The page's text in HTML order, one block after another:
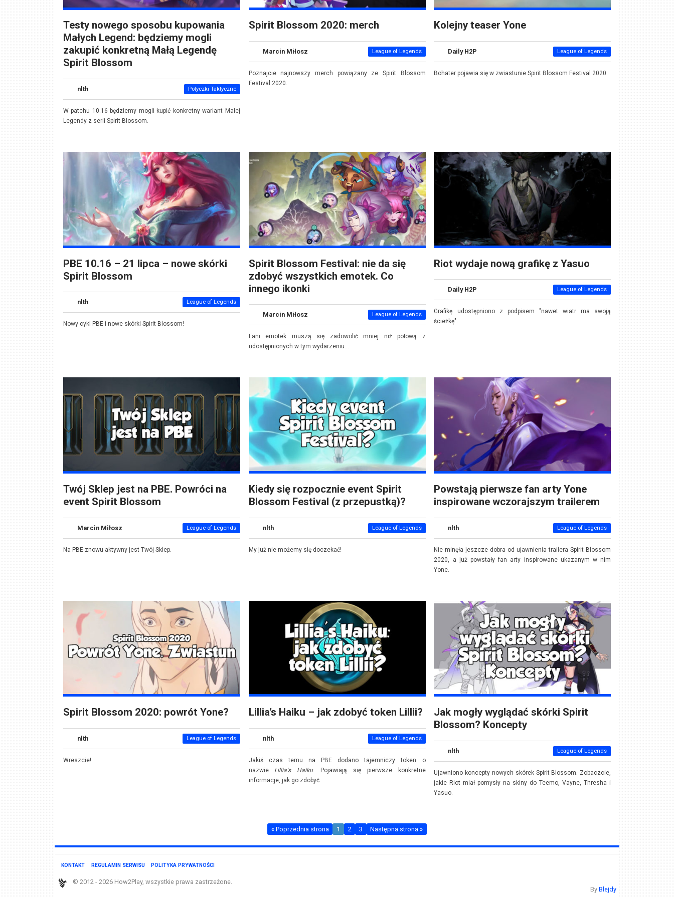
Testy nowego sposobu kupowania
Małych Legend: będziemy mogli
zakupić konkretną Małą Legendę
Spirit Blossom
nlth Potyczki Taktyczne
W patchu 10.16 będziemy mogli kupić konkretny wariant Małej
Legendy z serii Spirit Blossom.
Spirit Blossom 2020: merch
Marcin Miłosz League of Legends
Poznajcie najnowszy merch powiązany ze Spirit Blossom
Festival 2020.
Kolejny teaser Yone
Daily H2P League of Legends
Bohater pojawia się w zwiastunie Spirit Blossom Festival 2020.
PBE 10.16 – 21 lipca – nowe skórki
Spirit Blossom
nlth League of Legends
Nowy cykl PBE i nowe skórki Spirit Blossom!
Spirit Blossom Festival: nie da się
zdobyć wszystkich emotek. Co
innego ikonki
Marcin Miłosz League of Legends
Fani emotek muszą się zadowolić mniej niż połową z
udostępnionych w tym wydarzeniu...
Riot wydaje nową grafikę z Yasuo
Daily H2P League of Legends
Grafikę udostępniono z podpisem "nawet wiatr ma swoją
ścieżkę".
Twój Sklep jest na PBE. Powróci na
event Spirit Blossom
Marcin Miłosz League of Legends
Na PBE znowu aktywny jest Twój Sklep.
Kiedy się rozpocznie event Spirit
Blossom Festival (z przepustką)?
nlth League of Legends
My już nie możemy się doczekać!
Powstają pierwsze fan arty Yone
inspirowane wczorajszym trailerem
nlth League of Legends
Nie minęła jeszcze dobra od ujawnienia trailera Spirit Blossom
2020, a już powstały fan arty inspirowane ukazanym w nim
Yone.
Spirit Blossom 2020: powrót Yone?
nlth League of Legends
Wreszcie!
Lillia’s Haiku – jak zdobyć token Lillii?
nlth League of Legends
Jakiś czas temu na PBE dodano tajemniczy token o
nazwie Lillia's Haiku. Pojawiają się pierwsze konkretne
informacje, jak go zdobyć.
Jak mogły wyglądać skórki Spirit
Blossom? Koncepty
nlth League of Legends
Ujawniono koncepty nowych skórek Spirit Blossom. Zobaczcie,
jakie Riot miał pomysły na skiny do Teemo, Vayne, Thresha i
Yasuo.
« Poprzednia strona 1 2 3 Następna strona »
KONTAKT REGULAMIN SERWISU POLITYKA PRYWATNOŚCI
© 2012 - 2026 How2Play, wszystkie prawa zastrzeżone.
By Blejdy